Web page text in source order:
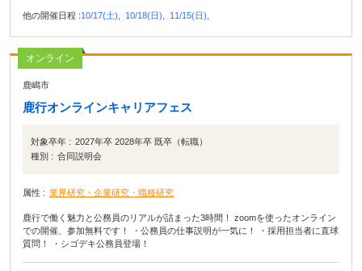
他の開催日程 :10/17(土), 10/18(日), 11/15(日),
オンライン
鹿嶋市
鹿行オンラインキャリアフェス
対象卒年 : 2027年卒 2028年卒 既卒（転職）
種別 : 合同説明会
属性 : 業界研究・企業研究・職種研究
鹿行で働く魅力と公務員のリアルが詰まった3時間！ zoomを使ったオンライン
での開催、参加無料です！ ・公務員の仕事説明が一気に！ ・採用担当者に直球
質問！ ・シゴデキ公務員登場！